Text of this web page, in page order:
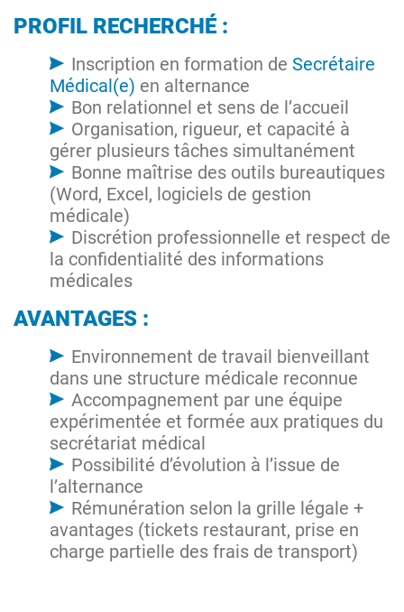
PROFIL RECHERCHÉ :
Inscription en formation de Secrétaire
Médical(e) en alternance
Bon relationnel et sens de l’accueil
Organisation, rigueur, et capacité à
gérer plusieurs tâches simultanément
Bonne maîtrise des outils bureautiques
(Word, Excel, logiciels de gestion
médicale)
Discrétion professionnelle et respect de
la confidentialité des informations
médicales
AVANTAGES :
Environnement de travail bienveillant
dans une structure médicale reconnue
Accompagnement par une équipe
expérimentée et formée aux pratiques du
secrétariat médical
Possibilité d’évolution à l’issue de
l’alternance
Rémunération selon la grille légale +
avantages (tickets restaurant, prise en
charge partielle des frais de transport)